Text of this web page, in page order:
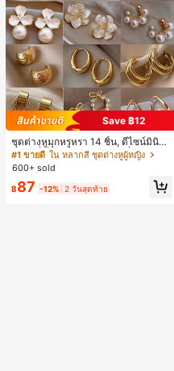
Save ฿12
ชุดต่างหูมุกหรูหรา 14 ชิ้น, ดีไซน์มินิมอ
ลใหม่ที่เป็นเอกลักษณ์ ต่างหูที่สง่างาม
สำหรับผู้หญิง, ของขวัญสำหรับเธอ
#1 ขายดี ใน หลากสี ชุดต่างหูผู้หญิง
600+ sold
฿87 -12% 2 วันสุดท้าย